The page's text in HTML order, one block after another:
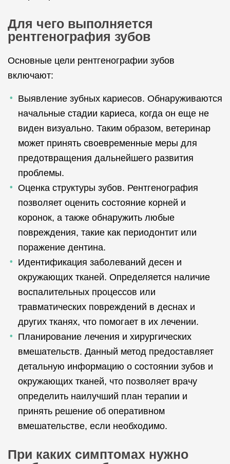
Для чего выполняется
рентгенография зубов
Основные цели рентгенографии зубов
включают:
Выявление зубных кариесов. Обнаруживаются
начальные стадии кариеса, когда он еще не
виден визуально. Таким образом, ветеринар
может принять своевременные меры для
предотвращения дальнейшего развития
проблемы.
Оценка структуры зубов. Рентгенография
позволяет оценить состояние корней и
коронок, а также обнаружить любые
повреждения, такие как периодонтит или
поражение дентина.
Идентификация заболеваний десен и
окружающих тканей. Определяется наличие
воспалительных процессов или
травматических повреждений в деснах и
других тканях, что помогает в их лечении.
Планирование лечения и хирургических
вмешательств. Данный метод предоставляет
детальную информацию о состоянии зубов и
окружающих тканей, что позволяет врачу
определить наилучший план терапии и
принять решение об оперативном
вмешательстве, если необходимо.
При каких симптомах нужно